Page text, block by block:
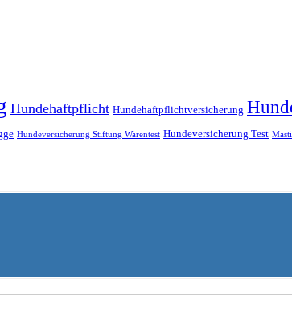
Hundehaftpflicht Hundehaftpflichtversicherung
Hundeversicherung Stiftung Warentest Hundeversicherung Test